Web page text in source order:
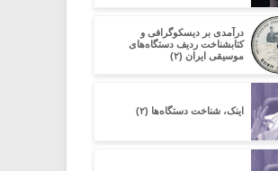
در‌آمدی بر دیسکوگرافی و
کتابشناخت ردیف دستگاه‌های
موسیقی ایران (۲)
اینک، شناخت دستگاه‌ها (۲)